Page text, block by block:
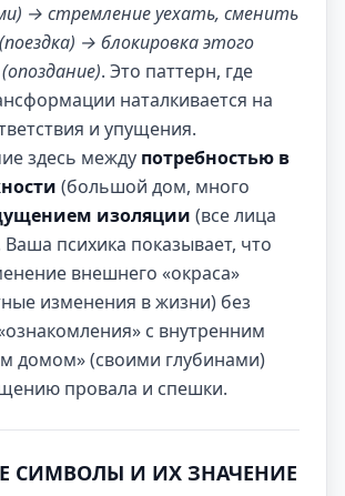
→ стремление уехать, сменить
→ блокировка этого
. Это паттерн, где
наталкивается на
и упущения.
здесь между потребностью в
(большой дом, много
изоляции (все лица
психика показывает, что
внешнего «окраса»
изменения в жизни) без
с внутренним
домом» (своими глубинами)
провала и спешки.
СИМВОЛЫ И ИХ ЗНАЧЕНИЕ